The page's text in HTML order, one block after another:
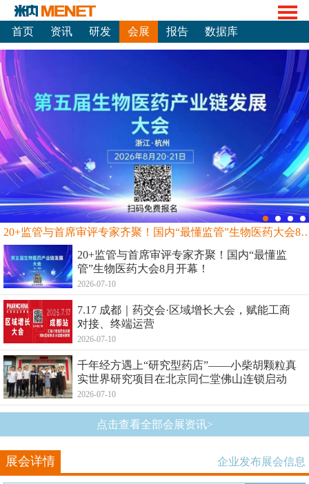
首页 资讯 研发 会展 报告 数据库
20+监管与首席审评专家齐聚！国内“最
20+监管与首席审评专家齐聚！国内“最懂监
管”生物医药大会8月开幕！
2026-07-10
7.17 成都｜药交会·区域增长大会，赋能工商
对接、终端运营
2026-07-10
千年经方遇上“研究型药店”——小柴胡颗粒真
实世界研究项目在北京同仁堂佛山连锁启动
2026-07-10
点击查看全部会展资讯>
展会详情 企业发布展会信息